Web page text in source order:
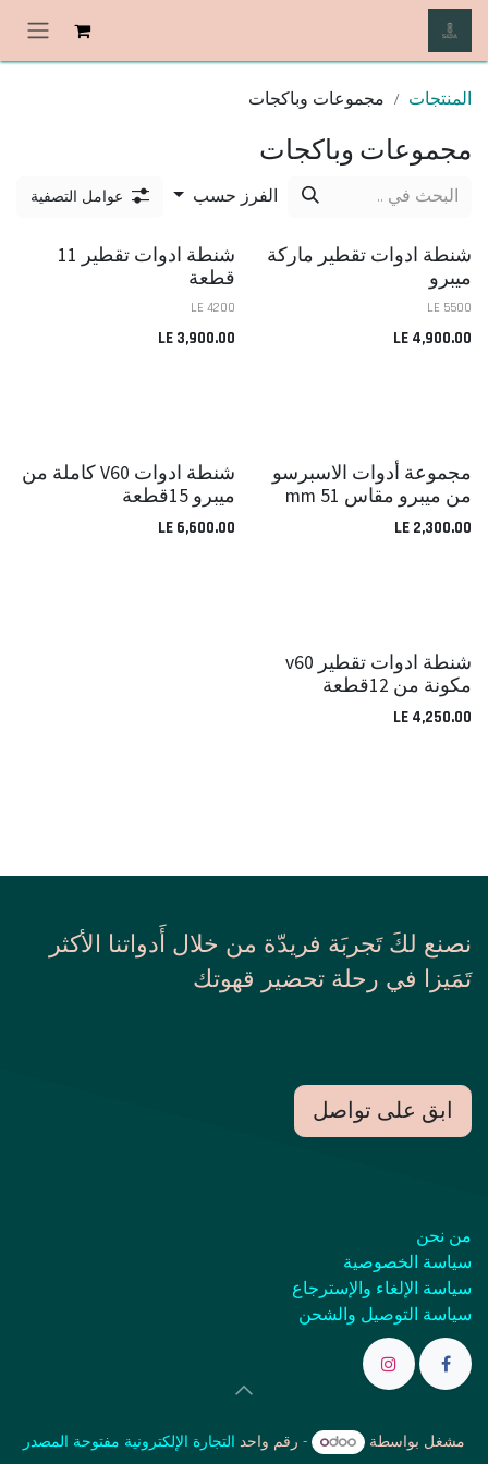
تخطي للذهاب إلى المحتوى
المنتجات مجموعات وباكجات
مجموعات وباكجات
الفرز حسب عوامل التصفية
شنطة ادوات تقطير ماركة
ميبرو
5500 LE
4,900.00
شنطة ادوات تقطير 11
قطعة
4200 LE
3,900.00
مجموعة أدوات الاسبرسو
من ميبرو مقاس 51 mm
2,300.00
شنطة ادوات V60 كاملة من
ميبرو 15قطعة
6,600.00
شنطة ادوات تقطير v60
مكونة من 12قطعة
4,250.00
نصنع لكَ تَجربَة فريدّة من خلال أَدواتنا الأكثر
تَمَيزا في رحلة تحضير قهوتك
ابق على تواصل
من نحن
سياسة الخصوصية
سياسة الإلغاء والإسترجاع
سياسة التوصيل والشحن
مشغل بواسطة - رقم واحد التجارة الإلكترونية مفتوحة المصدر